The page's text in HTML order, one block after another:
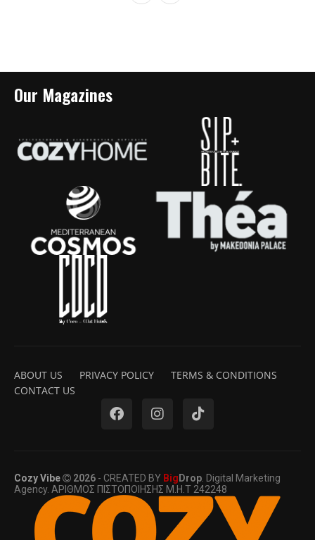
Our Magazines
ABOUT US PRIVACY POLICY
TERMS & CONDITIONS
CONTACT US
Cozy Vibe 2026 - CREATED BY Big Drop . Digital Marketing
Agency. ΑΡΙΘΜΟΣ ΠΙΣΤΟΠΟΙΗΣΗΣ Μ.Η.Τ 242248